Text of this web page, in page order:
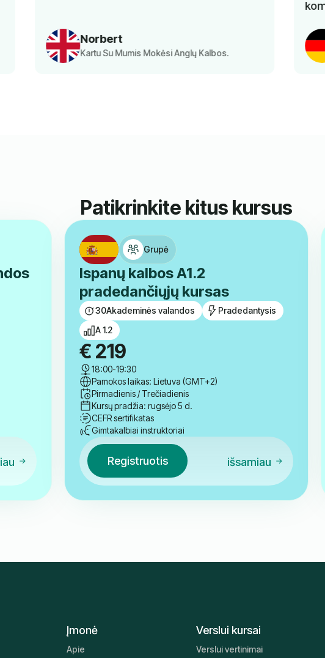
Khaoula Aousji
Vaikų Vokiečių Kalbos Pamoka Tėvai
Patikrinkite kitus kursus
Grupė
Ispanų kalbos A1.2
pradedančiųjų kursas
30Akademinės valandos
Pradedantysis
A 1.2
€ 219
18:00-19:30
Pamokos laikas: Lietuva (GMT+2)
Pirmadienis / Trečiadienis
Kursų pradžia: rugsėjo 5 d.
CEFR sertifikatas
Gimtakalbiai instruktoriai
Registruotis išsamiau
Įmonė
Apie
Verslui kursai
Verslui vertinimai